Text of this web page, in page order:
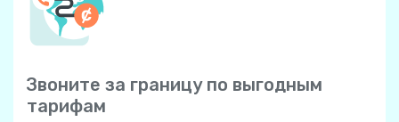
Звоните за границу по выгодным
тарифам